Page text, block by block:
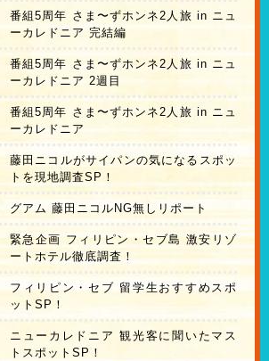
番組5周年 さま〜ずホンネ2人旅 in ニュ
ーカレドニア 完結編
番組5周年 さま〜ずホンネ2人旅 in ニュ
ーカレドニア 2週目
番組5周年 さま〜ずホンネ2人旅 in ニュ
ーカレドニア
藤田ニコルがサイパンの気になるスポッ
トを現地調査SP！
グアム 藤田ニコルNG無しリポート
緊急企画 フィリピン・セブ島 激安リゾ
ートホテル徹底調査！
フィリピン・セブ 留学生おすすめスポ
ットSP！
ニューカレドニア 観光客に聞いたマス
トスポットSP！